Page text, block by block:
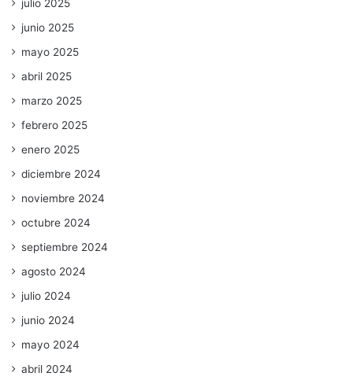
julio 2025
junio 2025
mayo 2025
abril 2025
marzo 2025
febrero 2025
enero 2025
diciembre 2024
noviembre 2024
octubre 2024
septiembre 2024
agosto 2024
julio 2024
junio 2024
mayo 2024
abril 2024